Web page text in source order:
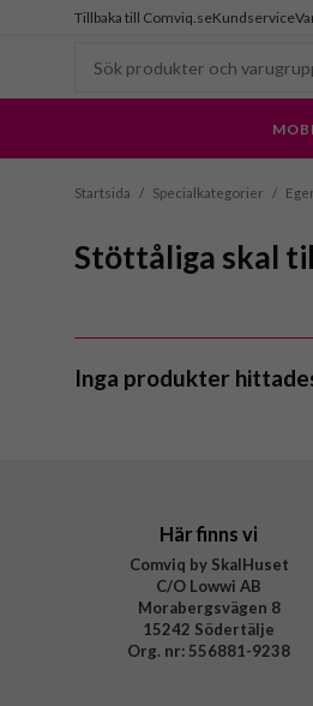
Tillbaka till Comviq.seKundservice
Startsida / Specialkategorier /
Stöttåliga skal
Inga produkter
Här finns vi
Comviq by SkalHuset
C/O Lowwi AB
Morabergsvägen 8
15242 Södertälje
Org. nr: 556881-9238